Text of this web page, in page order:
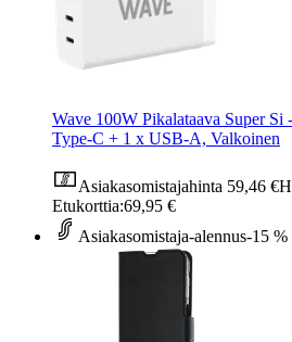
Wave 100W Pikalataava Super
Type-C + 1 x USB-A, Valkoinen
Asiakasomistajahinta 59,46 €
Etukorttia:69,95 €
Asiakasomistaja-alennus-15 %